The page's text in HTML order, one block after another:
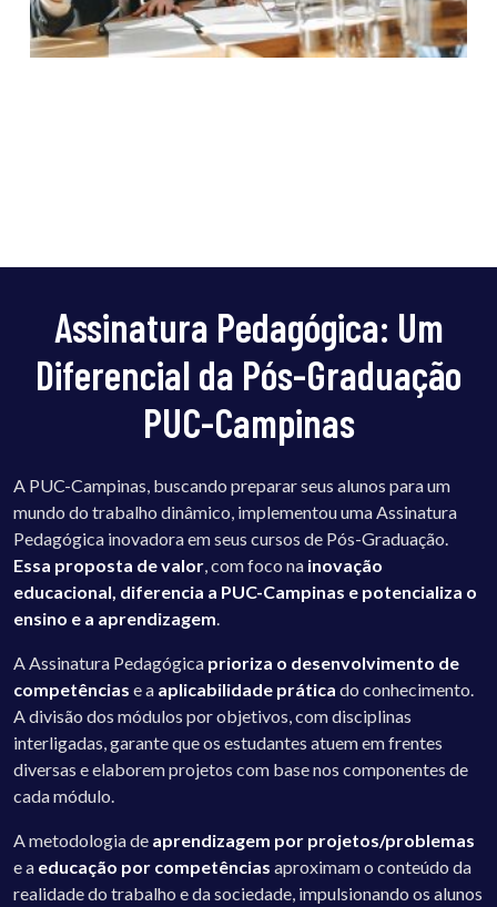
Assinatura Pedagógica: Um
Diferencial da Pós-Graduação
PUC-Campinas
A PUC-Campinas, buscando preparar seus alunos para um
mundo do trabalho dinâmico, implementou uma Assinatura
Pedagógica inovadora em seus cursos de Pós-Graduação.
Essa proposta de valor , com foco na inovação
educacional, diferencia a PUC-Campinas e potencializa o
ensino e a aprendizagem
A Assinatura Pedagógica prioriza o desenvolvimento de
competências e a aplicabilidade prática do conhecimento.
A divisão dos módulos por objetivos, com disciplinas
interligadas, garante que os estudantes atuem em frentes
diversas e elaborem projetos com base nos componentes de
cada módulo.
A metodologia de aprendizagem por projetos/problemas
e a educação por competências aproximam o conteúdo da
realidade do trabalho e da sociedade, impulsionando os alunos